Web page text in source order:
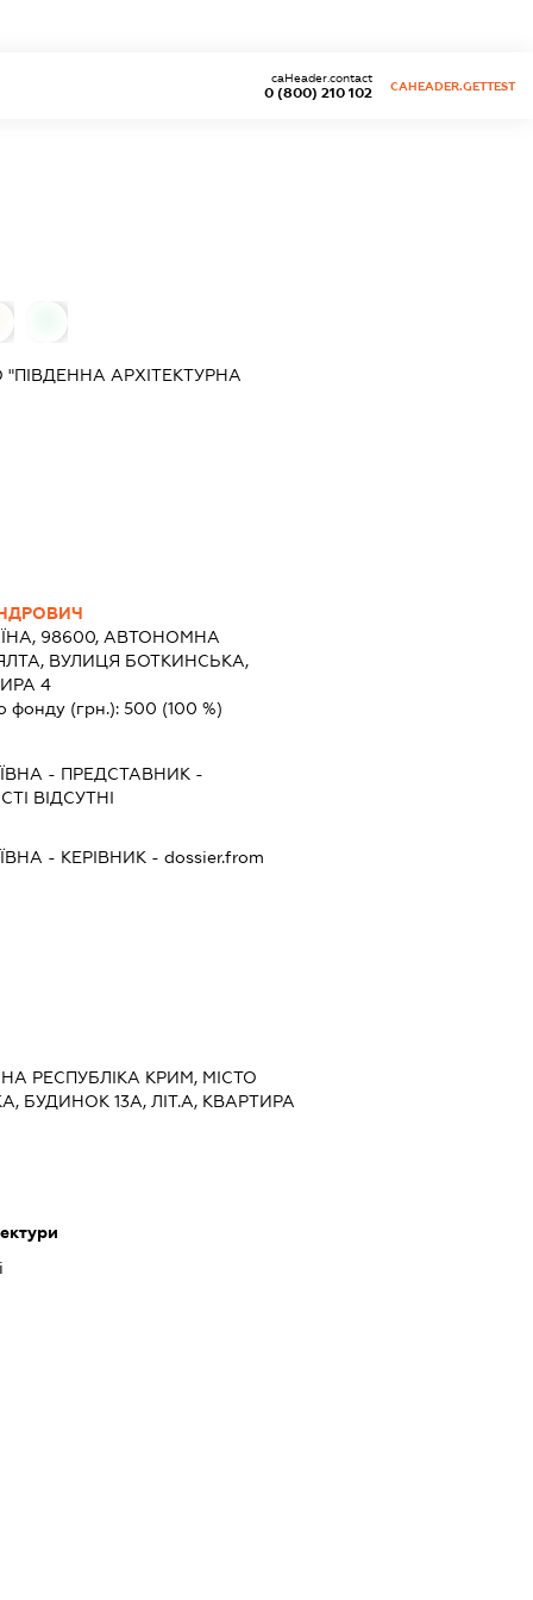
0 (800) 210 102
caHeader.contact
CAHEADER.GETTEST
АРХІТЕКТУРНА
98600, АВТОНОМНА
ВУЛИЦЯ БОТКИНСЬКА,
4
фонду (грн.): 500 (100 %)
- ПРЕДСТАВНИК -
ВІДСУТНІ
- КЕРІВНИК - dossier.from
РЕСПУБЛІКА КРИМ, МІСТО
БУДИНОК 13А, ЛІТ.А, КВАРТИРА